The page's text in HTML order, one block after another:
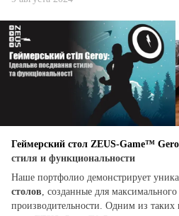
Геймерский стол ZEUS-Game™
стиля и функциональности
Наше портфолио демонстрирует
столов, созданные для максимального
производительности. Одним из таких